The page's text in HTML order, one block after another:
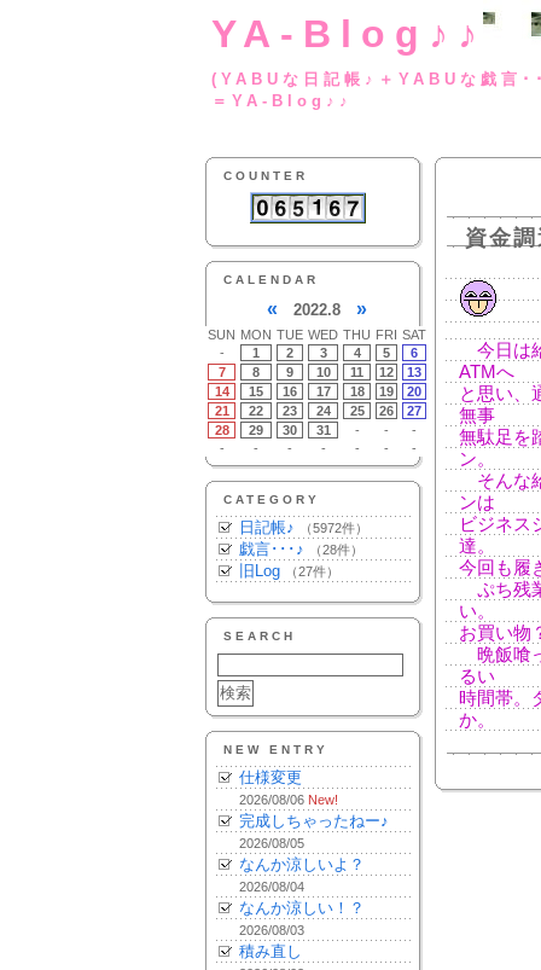
YA-Blog♪♪
(YABUな日記帳♪
＝YA-Blog♪♪
COUNTER
CALENDAR
« 2022.8 »
SUN MON TUE WED THU FRI SAT
-
1 2 3 4 5
6
7
8 9 10 11 12
13
14
15 16 17 18 19
20
21
22 23 24 25 26
27
28
29 30 31 - -
-
-
- - - - - -
CATEGORY
日記帳♪ （5972件）
戯言･･･♪ （28件）
旧Log （27件）
SEARCH
NEW ENTRY
仕様変更
2026/08/06 New!
完成しちゃったねー♪
2026/08/05
なんか涼しいよ？
2026/08/04
なんか涼しい！？
2026/08/03
積み直し
資金
今日は
ATMへ
と思い、
無事
無駄足を
ン。
そんな
ンは
ビジネス
達。
今回も履
ぷち残
い。
お買い物
晩飯喰
るい
時間帯。
か。